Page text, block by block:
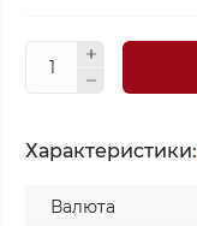
Характеристики:
Валюта